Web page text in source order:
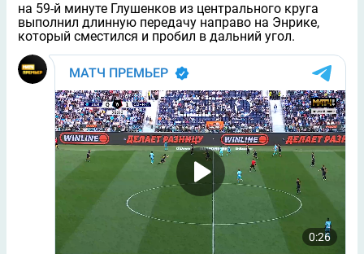
на 59-й минуте Глушенков из центрального круга
выполнил длинную передачу направо на Энрике,
который сместился и пробил в дальний угол.